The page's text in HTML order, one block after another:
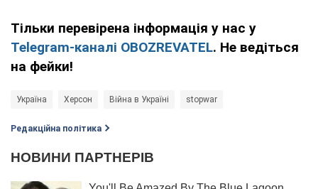
Тільки перевірена інформація у нас у
Telegram-каналі OBOZREVATEL. Не ведіться
на фейки!
Україна Херсон Війна в Україні stopwar
Редакційна політика